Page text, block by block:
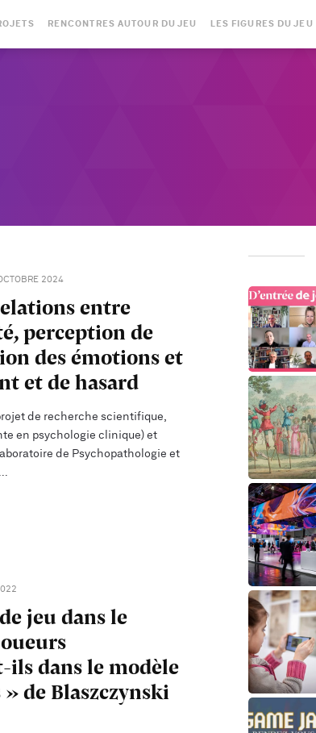
RENCONTRES AUTOUR DU JEU LES FIGURES DU JEU
2024
entre
perception de
des émotions et
et de hasard
de recherche scientifique,
en psychologie clinique) et
de Psychopathologie et
jeu dans le
ils dans le modèle
de Blaszczynski